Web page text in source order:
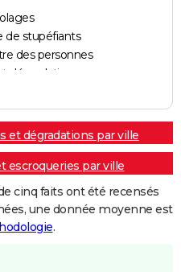
de stupéfiants
des personnes
dégradations
et dégradations par ville
escroqueries par ville
cinq faits ont été recensés
une donnée moyenne est
.